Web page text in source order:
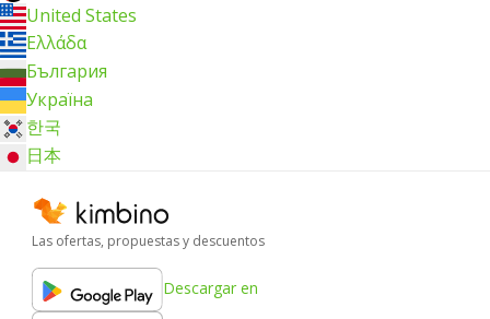
United States
Ελλάδα
България
Україна
한국
日本
Las ofertas, propuestas y descuentos
Descargar en